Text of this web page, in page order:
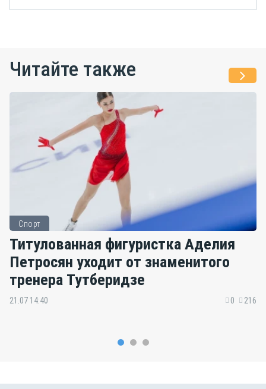
Читайте также
Спорт
Титулованная фигуристка Аделия
Петросян уходит от знаменитого
тренера Тутберидзе
21.07 14:40 0 216